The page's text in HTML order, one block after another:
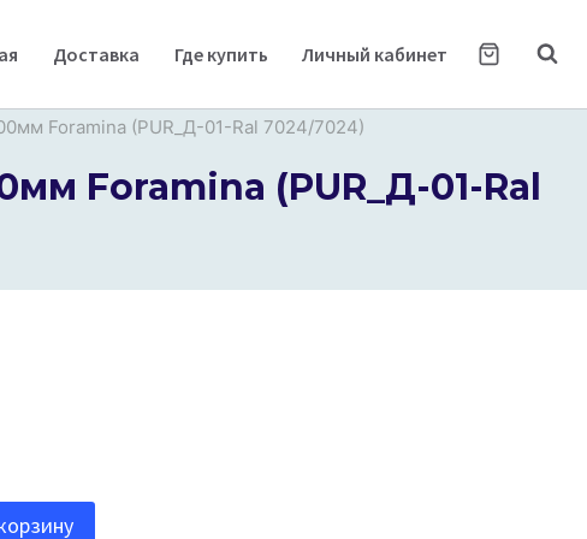
Доставка Где купить Личный кабинет
Foramina (PUR_Д-01-Ral 7024/7024)
Foramina (PUR_Д-01-Ral